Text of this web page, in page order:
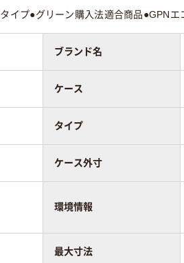
イプ●グリーン購入法適合商品●GPNエ
ブランド名
ケース
タイプ
ケース外寸
環境情報
最大寸法